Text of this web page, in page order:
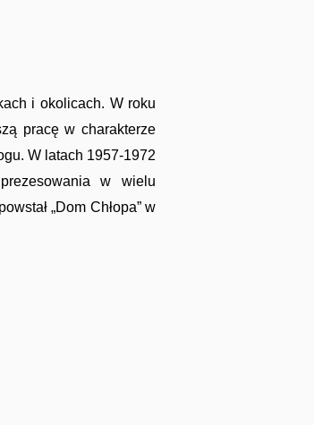
i okolicach. W roku
pracę w charakterze
W latach 1957-1972
w wielu
„Dom Chłopa” w